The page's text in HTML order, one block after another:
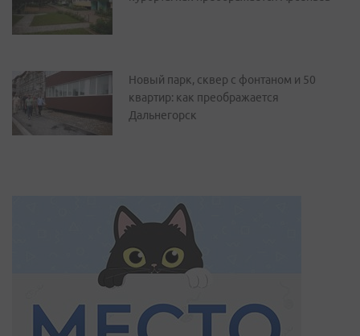
Новый парк, сквер с фонтаном и 50
квартир: как преображается
Дальнегорск